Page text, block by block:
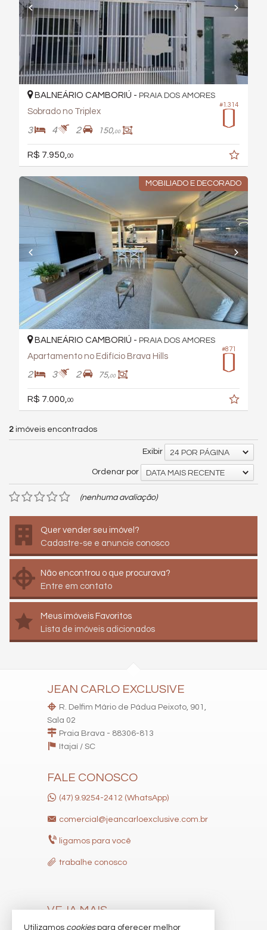
#1.314
BALNEÁRIO CAMBORIÚ - PRAIA DOS AMORES
Sobrado no Triplex
3 4 2 150,00
R$ 7.950, 00
MOBILIADO E DECORADO
#871
BALNEÁRIO CAMBORIÚ - PRAIA DOS AMORES
Apartamento no Edifício Brava Hills
2 3 2 75,00
R$ 7.000,00
2 imóveis encontrados
Exibir 24 POR PÁGINA
Ordenar por DATA MAIS RECENTE
(nenhuma avaliação)
Quer vender seu imóvel?
Cadastre-se e anuncie conosco
Não encontrou o que procurava?
Entre em contato
Meus imóveis Favoritos
Lista de imóveis adicionados
JEAN CARLO EXCLUSIVE
R. Delfim Mário de Pádua Peixoto, 901,
Sala 02
Praia Brava - 88306-813
Itajaí / SC
FALE CONOSCO
(47) 9.9254-2412 (WhatsApp)
comercial@jeancarloexclusive.com.br
ligamos para você
trabalhe conosco
VEJA MAIS
Utilizamos cookiespara oferecer melhor